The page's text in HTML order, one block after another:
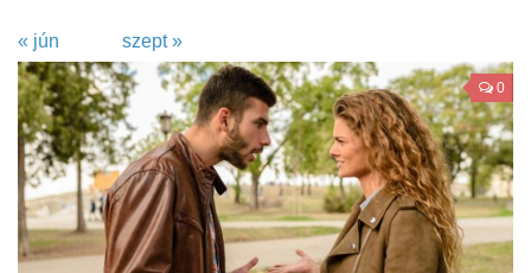
« jún szept »
0